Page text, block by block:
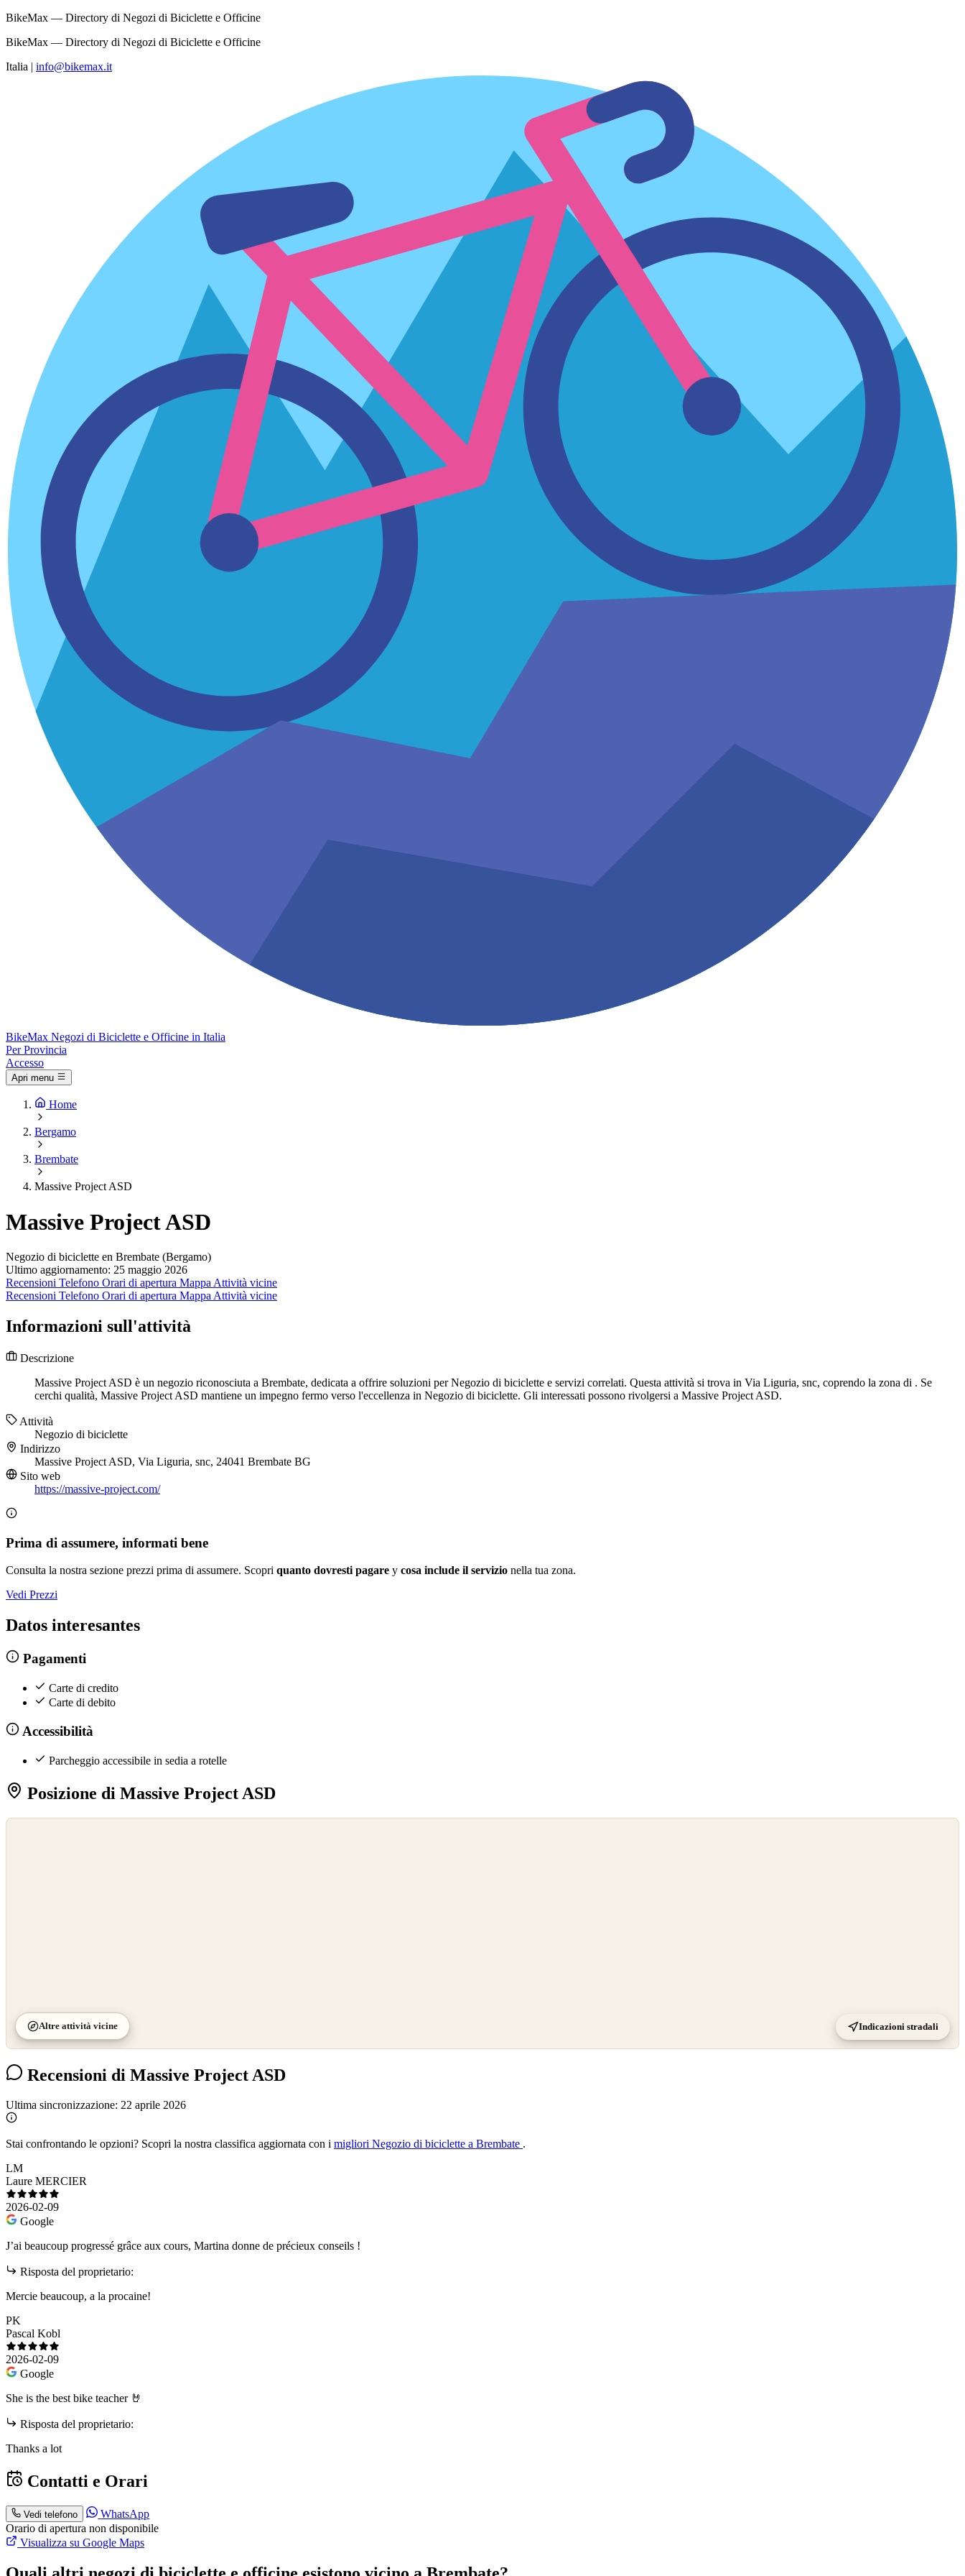
BikeMax — Directory di Negozi di Biciclette e Officine
BikeMax — Directory di Negozi di Biciclette e Officine
Italia | info@bikemax.it
BikeMax Negozi di Biciclette e Officine in Italia
Per Provincia
Accesso
Apri menu
Home
Bergamo
Brembate
Massive Project ASD
Massive Project ASD
Negozio di biciclette en Brembate (Bergamo)
Ultimo aggiornamento: 25 maggio 2026
Recensioni Telefono Orari di apertura Mappa Attività vicine
Recensioni Telefono Orari di apertura Mappa Attività vicine
Informazioni sull'attività
Descrizione
Massive Project ASD è un negozio riconosciuta a Brembate, dedicata a offrire soluzioni per Negozio di biciclette e servizi correlati. Questa attività si trova in Via Liguria, snc, coprendo la zona di . Se
cerchi qualità, Massive Project ASD mantiene un impegno fermo verso l'eccellenza in Negozio di biciclette. Gli interessati possono rivolgersi a Massive Project ASD.
Attività
Negozio di biciclette
Indirizzo
Massive Project ASD, Via Liguria, snc, 24041 Brembate BG
Sito web
https://massive-project.com/
Prima di assumere, informati bene
Consulta la nostra sezione prezzi prima di assumere. Scopri quanto dovresti pagare y cosa include il servizio nella tua zona.
Vedi Prezzi
Datos interesantes
Pagamenti
Carte di credito
Carte di debito
Accessibilità
Parcheggio accessibile in sedia a rotelle
Posizione di Massive Project ASD
Altre attività vicine Indicazioni stradali
Recensioni di Massive Project ASD
Ultima sincronizzazione: 22 aprile 2026
Stai confrontando le opzioni? Scopri la nostra classifica aggiornata con i migliori Negozio di biciclette a Brembate .
LM
Laure MERCIER
2026-02-09
Google
J’ai beaucoup progressé grâce aux cours, Martina donne de précieux conseils !
Risposta del proprietario:
Mercie beaucoup, a la procaine!
PK
Pascal Kobl
2026-02-09
Google
She is the best bike teacher 🤘
Risposta del proprietario:
Thanks a lot
Contatti e Orari
Vedi telefono
WhatsApp
Orario di apertura non disponibile
Visualizza su Google Maps